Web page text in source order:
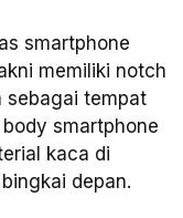
smartphone
memiliki notch
sebagai tempat
smartphone
kaca di
depan.